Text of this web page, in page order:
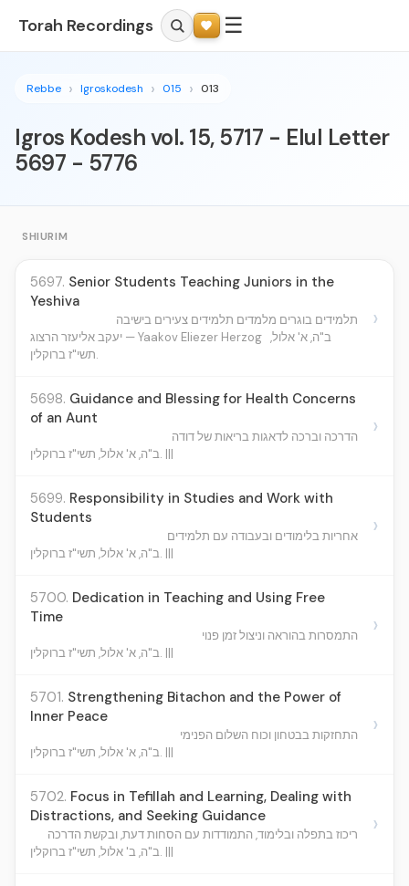
Torah Recordings ☰
Rebbe Igroskodesh 015 013
Igros Kodesh vol. 15, 5717 - Elul Letter
5697 - 5776
SHIURIM
5697. Senior Students Teaching Juniors in the
Yeshiva
תלמידים בוגרים מלמדים תלמידים צעירים בישיבה
יעקב אליעזר הרצוג — Yaakov Eliezer Herzog ב"ה, א' אלול,
תשי"ז ברוקלין.
›
5698. Guidance and Blessing for Health Concerns
of an Aunt
הדרכה וברכה לדאגות בריאות של דודה
ב"ה, א' אלול, תשי"ז ברוקלין. |||
›
5699. Responsibility in Studies and Work with
Students
אחריות בלימודים ובעבודה עם תלמידים
ב"ה, א' אלול, תשי"ז ברוקלין. |||
›
5700. Dedication in Teaching and Using Free
Time
התמסרות בהוראה וניצול זמן פנוי
ב"ה, א' אלול, תשי"ז ברוקלין. |||
›
5701. Strengthening Bitachon and the Power of
Inner Peace
התחזקות בבטחון וכוח השלום הפנימי
ב"ה, א' אלול, תשי"ז ברוקלין. |||
›
5702. Focus in Tefillah and Learning, Dealing with
Distractions, and Seeking Guidance
ריכוז בתפלה ובלימוד, התמודדות עם הסחות דעת, ובקשת הדרכה
ב"ה, ב' אלול, תשי"ז ברוקלין. |||
›